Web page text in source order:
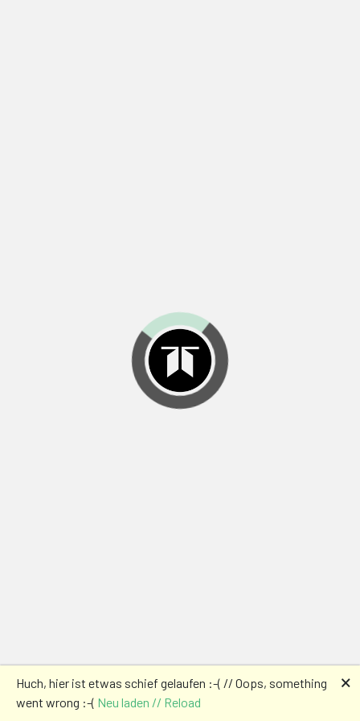
Huch, hier ist etwas schief gelaufen :-( // Oops, something
went wrong :-( Neu laden // Reload
🗙